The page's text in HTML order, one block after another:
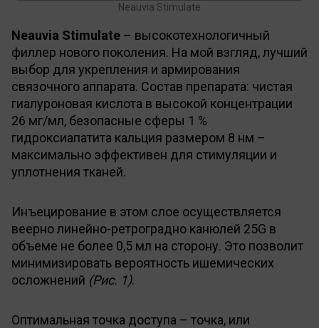
Neauvia Stimulate
Neauvia Stimulate – высокотехнологичный
филлер нового поколения. На мой взгляд, лучший
выбор для укрепления и армирования
связочного аппарата. Состав препарата: чистая
гиалуроновая кислота в высокой концентрации
26 мг/мл, безопасные сферы 1 %
гидроксиапатита кальция размером 8 нм –
максимально эффективен для стимуляции и
уплотнения тканей.
Инъецирование в этом слое осуществляется
веерно линейно-ретроградно канюлей 25G в
объеме не более 0,5 мл на сторону. Это позволит
минимизировать вероятность ишемических
осложнений (Рис. 1).
Оптимальная точка доступа – точка, или